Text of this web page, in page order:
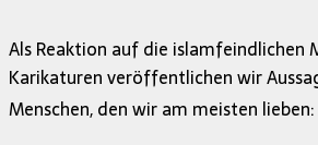
Als Reaktion auf die islamfeindlichen
Karikaturen veröffentlichen wir